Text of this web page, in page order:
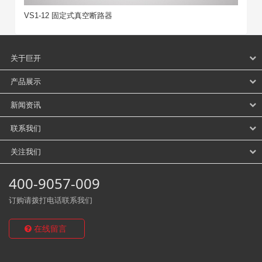
VS1-12 固定式真空断路器
关于巨开
产品展示
新闻资讯
联系我们
关注我们
400-9057-009
订购请拨打电话联系我们
在线留言